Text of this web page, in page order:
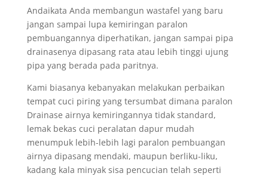
Andaikata Anda membangun wastafel yang baru
jangan sampai lupa kemiringan paralon
pembuangannya diperhatikan, jangan sampai pipa
drainasenya dipasang rata atau lebih tinggi ujung
pipa yang berada pada paritnya.
Kami biasanya kebanyakan melakukan perbaikan
tempat cuci piring yang tersumbat dimana paralon
Drainase airnya kemiringannya tidak standard,
lemak bekas cuci peralatan dapur mudah
menumpuk lebih-lebih lagi paralon pembuangan
airnya dipasang mendaki, maupun berliku-liku,
kadang kala minyak sisa pencucian telah seperti